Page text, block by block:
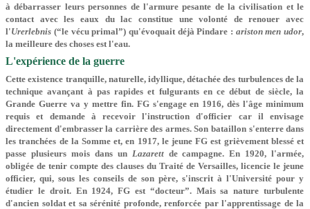
à débarrasser leurs personnes de l'armure pesante de la civilisation et le
contact avec les eaux du lac constitue une volonté de renouer avec
l'Urerlebnis (“le vécu primal”) qu'évoquait déjà Pindare : ariston men udor,
la meilleure des choses est l'eau.
L'expérience de la guerre
Cette existence tranquille, naturelle, idyllique, déta­chée des turbulences de la
technique avançant à pas rapides et fulgurants en ce début de siècle, la
Grande Guerre va y mettre fin. FG s'engage en 1916, dès l'âge minimum
requis et demande à recevoir l'instruction d'officier car il envisage
directement d'embrasser la carrière des armes. Son bataillon s'enterre dans
les tranchées de la Somme et, en 1917, le jeune FG est grièvement blessé et
passe plusieurs mois dans un Lazarettde campagne. En 1920, l'armée,
obligée de tenir compte des clauses du Traité de Versailles, licencie le jeune
officier, qui, sous les conseils de son père, s'inscrit à l'Université pour y
étudier le droit. En 1924, FG est “docteur”. Mais sa nature turbulente
d'ancien soldat et sa sérénité profonde, renfor­cée par l'apprentissage de la